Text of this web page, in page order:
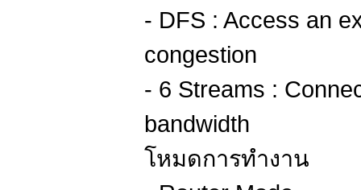
- DFS : Access an
congestion
- 6 Streams :
bandwidth
โหมดการทำงาน